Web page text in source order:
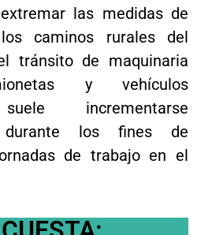
las medidas de
caminos rurales del
tránsito de maquinaria
y vehículos
incrementarse
durante los fines de
de trabajo en el